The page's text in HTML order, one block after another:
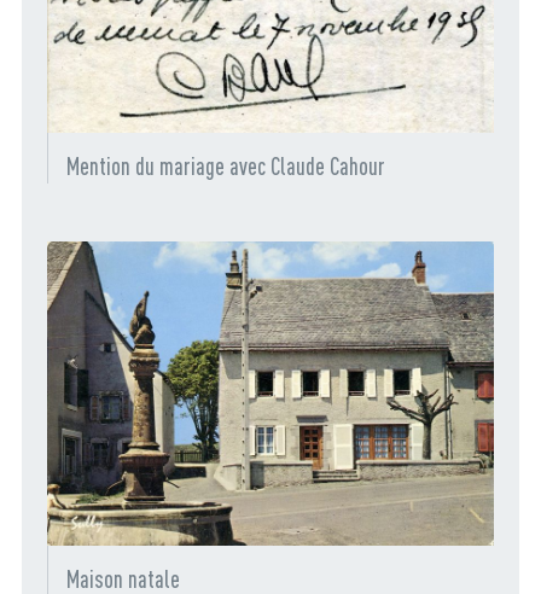
Mention du mariage avec Claude Cahour
Maison natale